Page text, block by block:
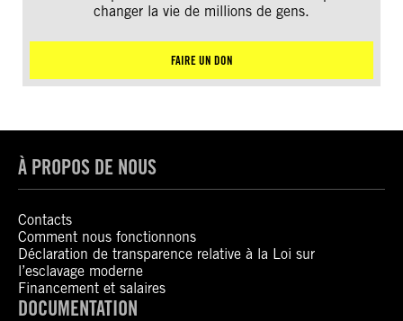
changer la vie de millions de gens.
FAIRE UN DON
À PROPOS DE NOUS
Contacts
Comment nous fonctionnons
Déclaration de transparence relative à la Loi sur
l’esclavage moderne
Financement et salaires
DOCUMENTATION